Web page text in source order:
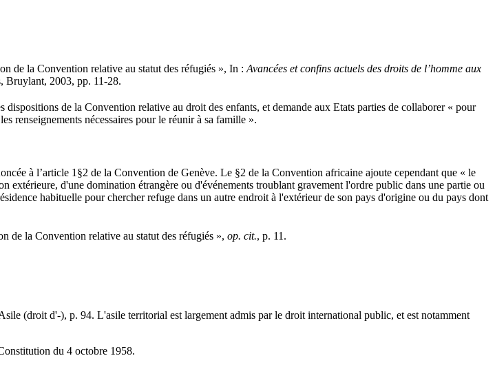
de la Convention relative au statut des réfugiés », In : Avancées et confins actuels des droits de l’homme aux
Bruylant, 2003, pp. 11-28.
de la Convention relative au droit des enfants, et demande aux Etats parties de collaborer « pour
renseignements nécessaires pour le réunir à sa famille ».
à l’article 1§2 de la Convention de Genève. Le §2 de la Convention africaine ajoute cependant que « le
d'une domination étrangère ou d'événements troublant gravement l'ordre public dans une partie ou
habituelle pour chercher refuge dans un autre endroit à l'extérieur de son pays d'origine ou du pays dont
de la Convention relative au statut des réfugiés », op. cit., p. 11.
(droit d'-), p. 94. L'asile territorial est largement admis par le droit international public, et est notamment
du 4 octobre 1958.